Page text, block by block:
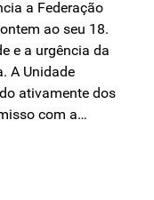
a Federação
ao seu 18.
e a urgência da
A Unidade
ativamente dos
com a…